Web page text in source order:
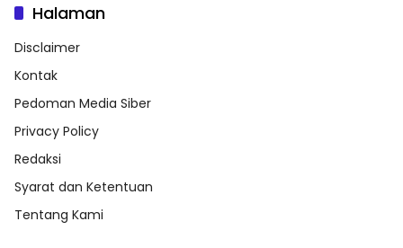
Halaman
Disclaimer
Kontak
Pedoman Media Siber
Privacy Policy
Redaksi
Syarat dan Ketentuan
Tentang Kami